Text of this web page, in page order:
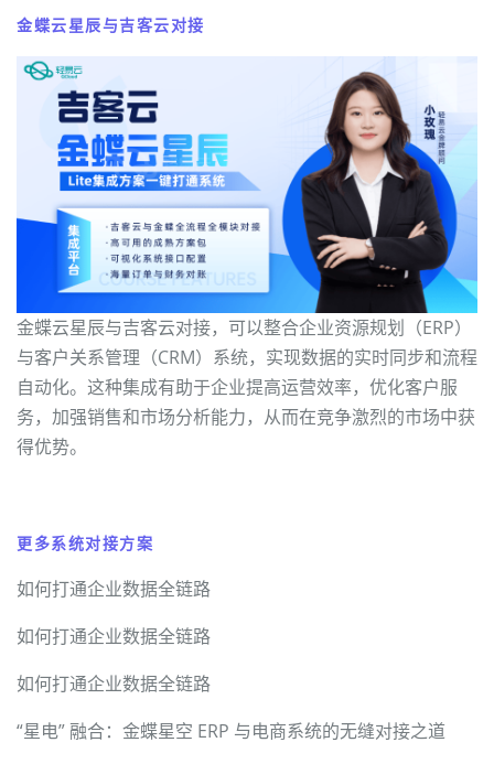
金蝶云星辰与吉客云对接
金蝶云星辰与吉客云对接，可以整合企业资源规划（ERP）
与客户关系管理（CRM）系统，实现数据的实时同步和流程
自动化。这种集成有助于企业提高运营效率，优化客户服
务，加强销售和市场分析能力，从而在竞争激烈的市场中获
得优势。
更多系统对接方案
如何打通企业数据全链路
如何打通企业数据全链路
如何打通企业数据全链路
“星电” 融合：金蝶星空 ERP 与电商系统的无缝对接之道